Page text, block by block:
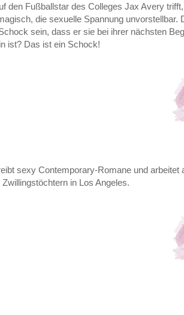
den Fußballstar des Colleges Jax Avery
die sexuelle Spannung
sein, dass er sie bei ihrer nächsten
ist? Das ist ein Schock!
sexy Contemporary-Romane und
in Los Angeles.